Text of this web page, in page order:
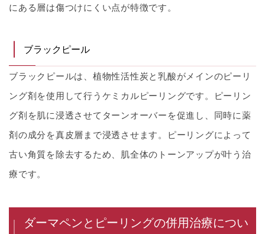
にある層は傷つけにくい点が特徴です。
ブラックピール
ブラックピールは、植物性活性炭と乳酸がメインのピーリ
ング剤を使用して行うケミカルピーリングです。ピーリン
グ剤を肌に浸透させてターンオーバーを促進し、同時に薬
剤の成分を真皮層まで浸透させます。ピーリングによって
古い角質を除去するため、肌全体のトーンアップが叶う治
療です。
ダーマペンとピーリングの併用治療につい